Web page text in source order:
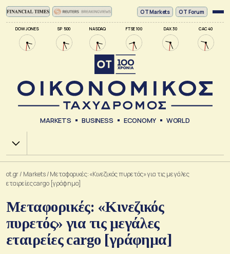
DOW JONES SP 500 NASDAQ FTSE 100 DAX 30 CAC 40
ΟΤ Markets OT Forum
MARKETS BUSINESS ECONOMY WORLD
Χ.Α.
ot.gr/ Markets/Μεταφορικές: «Κινεζικός πυρετός» για τις μεγάλες
εταιρείες cargo [γράφημα]
Μεταφορικές: «Κινεζικός
πυρετός» για τις μεγάλες
εταιρείες cargo [γράφημα]